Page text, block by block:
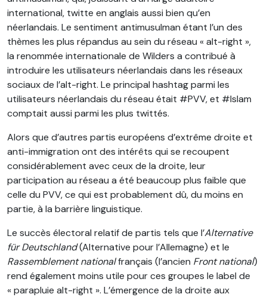
international, twitte en anglais aussi bien qu’en
néerlandais. Le sentiment antimusulman étant l’un des
thèmes les plus répandus au sein du réseau « alt-right »,
la renommée internationale de Wilders a contribué à
introduire les utilisateurs néerlandais dans les réseaux
sociaux de l’alt-right. Le principal hashtag parmi les
utilisateurs néerlandais du réseau était #PVV, et #Islam
comptait aussi parmi les plus twittés.
Alors que d’autres partis européens d’extrême droite et
anti-immigration ont des intérêts qui se recoupent
considérablement avec ceux de la droite, leur
participation au réseau a été beaucoup plus faible que
celle du PVV, ce qui est probablement dû, du moins en
partie, à la barrière linguistique.
Le succès électoral relatif de partis tels que l’Alternative
für Deutschland(Alternative pour l’Allemagne) et le
Rassemblement nationalfrançais (l’ancien Front national)
rend également moins utile pour ces groupes le label de
« parapluie alt-right ». L’émergence de la droite aux